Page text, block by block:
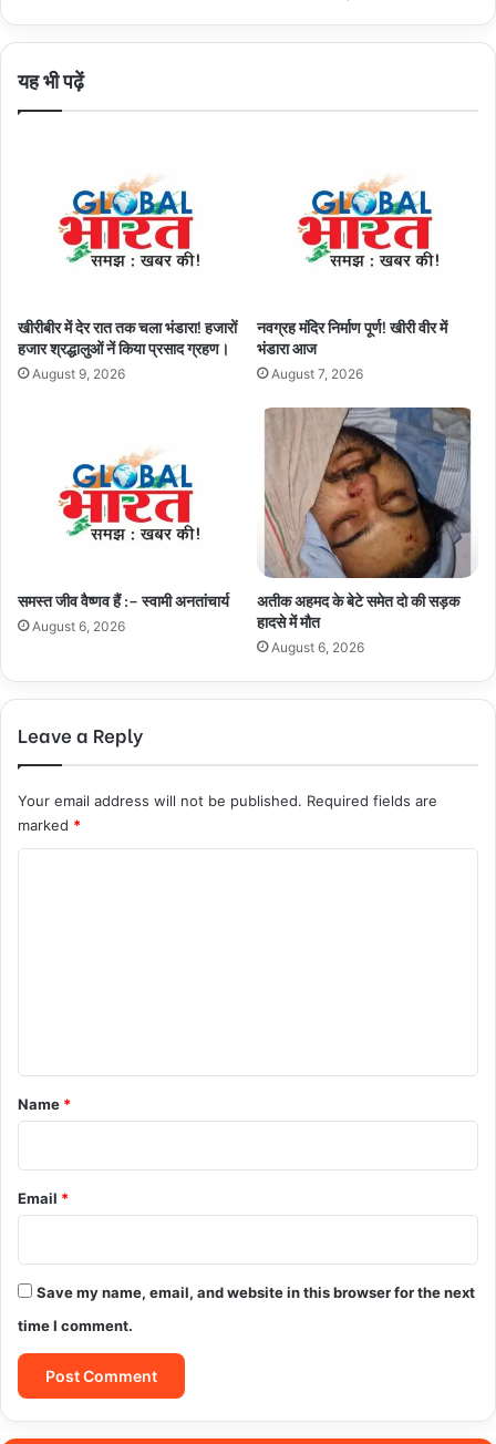
हौंसला
यह भी पढ़ें
खीरीबीर में देर रात तक चला भंडारा! हजारों
हजार श्रद्धालुओं नें किया प्रसाद ग्रहण।
August 9, 2026
नवग्रह मंदिर निर्माण पूर्ण! खीरी वीर में
भंडारा आज
August 7, 2026
समस्त जीव वैष्णव हैं :– स्वामी अनतांचार्य
August 6, 2026
अतीक अहमद के बेटे समेत दो की सड़क
हादसे में मौत
August 6, 2026
Leave a Reply
Your email address will not be published. Required fields are
marked *
*
Name *
Email *
Save my name, email, and website in this browser for the next
time I comment.